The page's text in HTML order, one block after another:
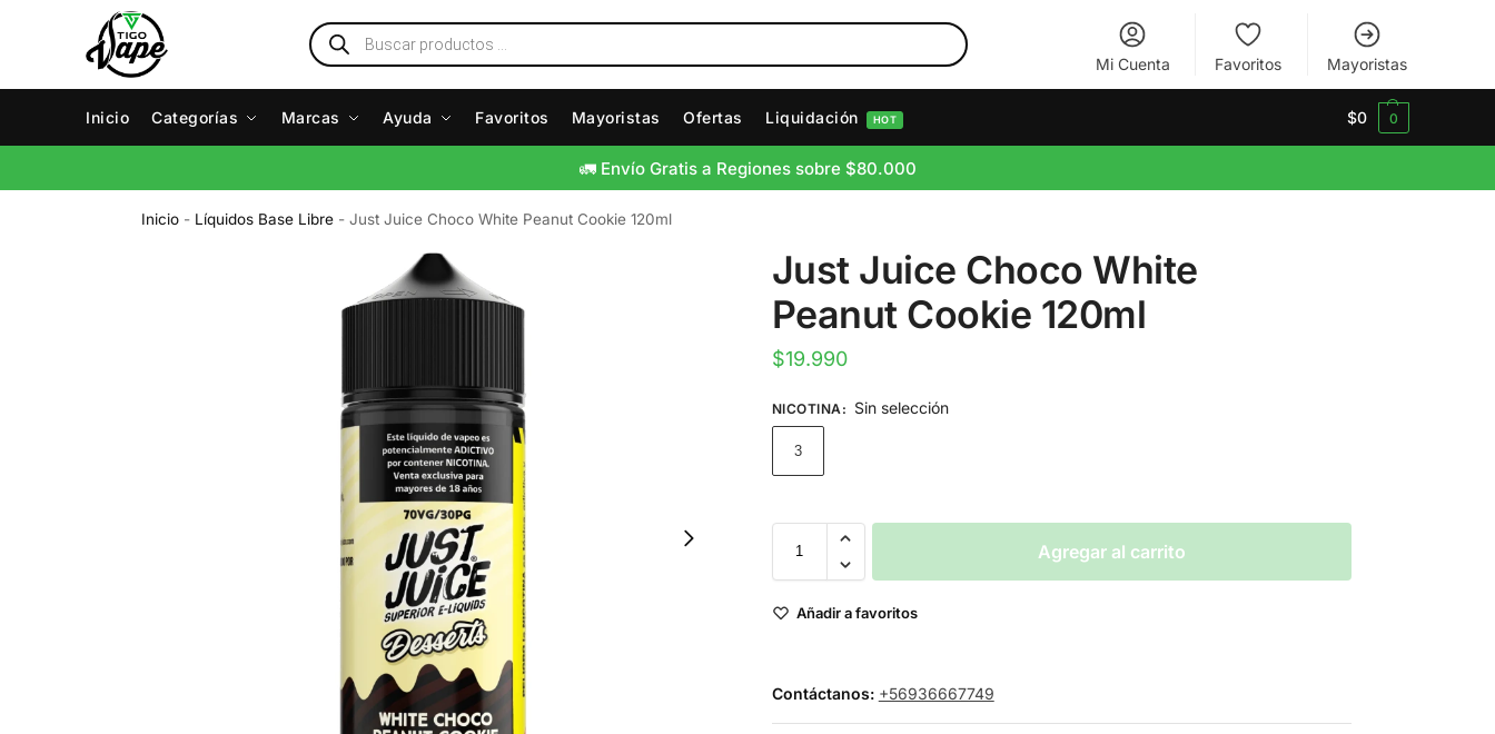
Mi Cuenta Favoritos Mayoristas
Inicio Categorías Marcas Ayuda Favoritos Mayoristas Ofertas Liquidación HOT $0 0
🚛 Envío Gratis a Regiones sobre $80.000
Inicio - Líquidos Base Libre -Just Juice Choco White Peanut Cookie 120ml
Just Juice Choco White
Peanut Cookie 120ml
$19.990
NICOTINA : Sin selección
3
Agregar al carrito
Añadir a favoritos
Contáctanos: +56936667749